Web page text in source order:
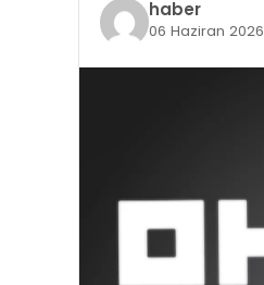
haber
06 Haziran 2026